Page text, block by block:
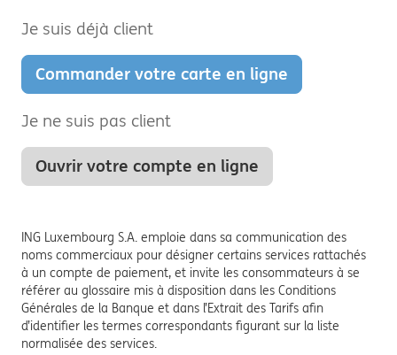
Je suis déjà client
Commander votre carte en ligne
Je ne suis pas client
Ouvrir votre compte en ligne
ING Luxembourg S.A. emploie dans sa communication des
noms commerciaux pour désigner certains services rattachés
à un compte de paiement, et invite les consommateurs à se
référer au glossaire mis à disposition dans les Conditions
Générales de la Banque et dans l’Extrait des Tarifs afin
d’identifier les termes correspondants figurant sur la liste
normalisée des services.